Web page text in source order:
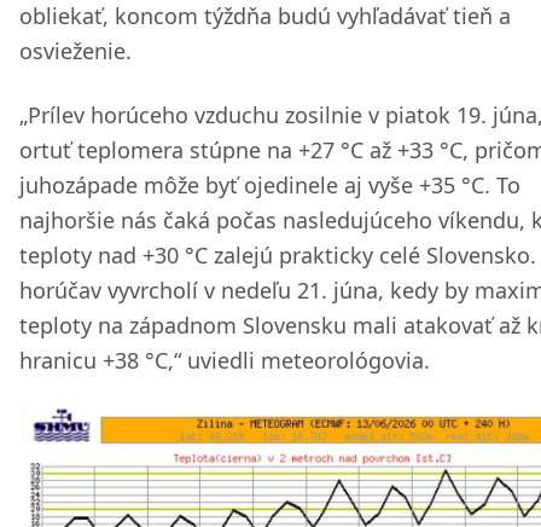
obliekať, koncom týždňa budú vyhľadávať tieň a
osvieženie.
„Prílev horúceho vzduchu zosilnie v piatok 19.
ortuť teplomera stúpne na +27 °C až +33 °C,
juhozápade môže byť ojedinele aj vyše +35 °C. To
najhoršie nás čaká počas nasledujúceho víkendu,
teploty nad +30 °C zalejú prakticky celé
horúčav vyvrcholí v nedeľu 21. júna, kedy by
teploty na západnom Slovensku mali atakovať až
hranicu +38 °C,“ uviedli meteorológovia.